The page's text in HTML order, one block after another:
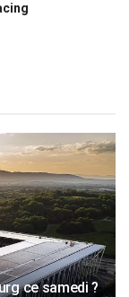
ce samedi ?